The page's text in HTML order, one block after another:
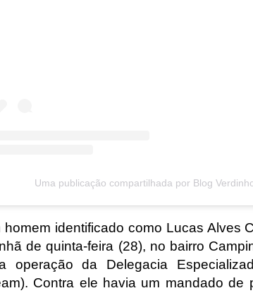
Uma publicação compartilhada por Blog
homem identificado como Lucas Alves
de quinta-feira (28), no bairro
operação da Delegacia
Contra ele havia um mandado de